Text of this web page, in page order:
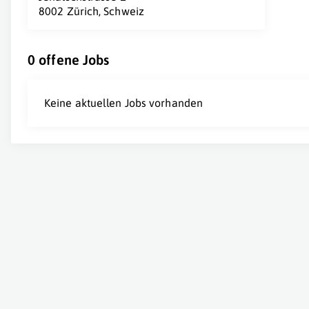
8002 Zürich, Schweiz
0 offene Jobs
Keine aktuellen Jobs vorhanden